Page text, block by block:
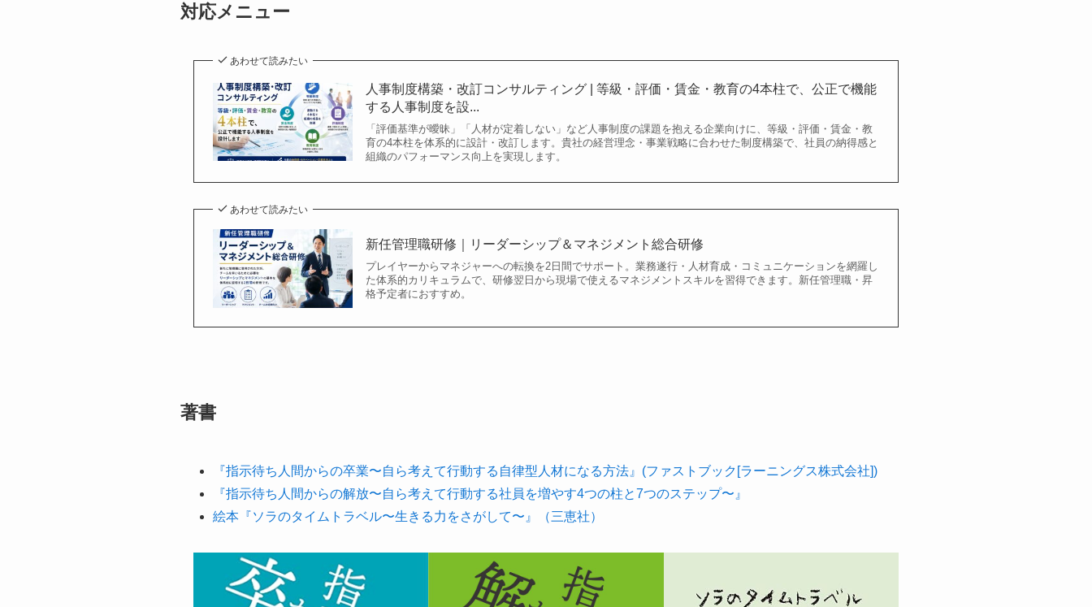
対応メニュー
あわせて読みたい
人事制度構築・改訂コンサルティング | 等級・評価・賃金・教育の4本柱で、公正で機能
する人事制度を設...
「評価基準が曖昧」「人材が定着しない」など人事制度の課題を抱える企業向けに、等級・評価・賃金・教
育の4本柱を体系的に設計・改訂します。貴社の経営理念・事業戦略に合わせた制度構築で、社員の納得感と
組織のパフォーマンス向上を実現します。
あわせて読みたい
新任管理職研修｜リーダーシップ＆マネジメント総合研修
プレイヤーからマネジャーへの転換を2日間でサポート。業務遂行・人材育成・コミュニケーションを網羅し
た体系的カリキュラムで、研修翌日から現場で使えるマネジメントスキルを習得できます。新任管理職・昇
格予定者におすすめ。
著書
『指示待ち人間からの卒業〜自ら考えて行動する自律型人材になる方法』(ファストブック[ラーニングス株式会社])
『指示待ち人間からの解放〜自ら考えて行動する社員を増やす4つの柱と7つのステップ〜』
絵本『ソラのタイムトラベル〜生きる力をさがして〜』（三恵社）